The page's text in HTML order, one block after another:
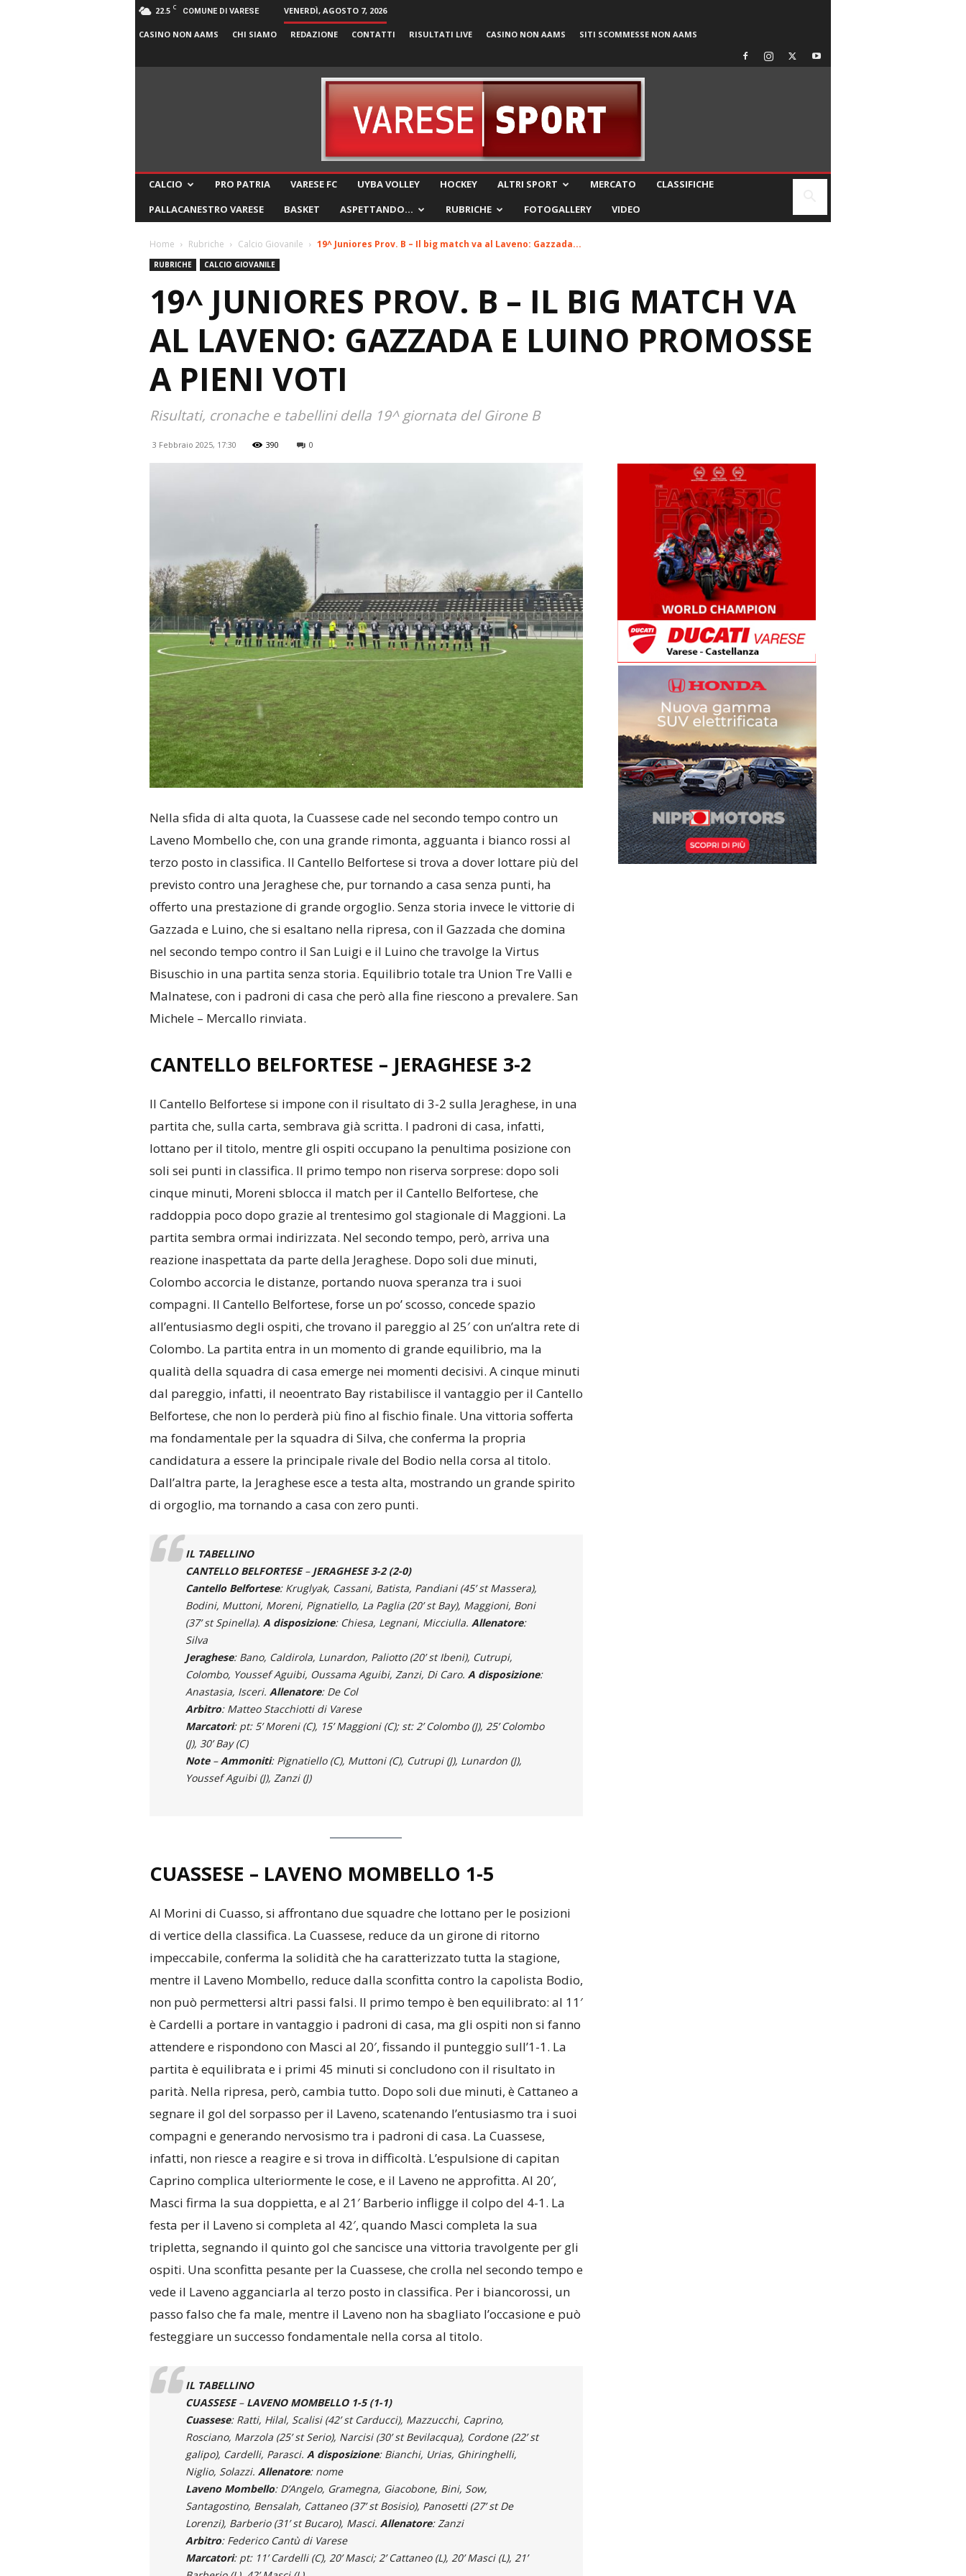
22.5 C COMUNE DI VARESE VENERDÌ, AGOSTO 7, 2026
CASINO NON AAMS CHI SIAMO REDAZIONE CONTATTI RISULTATI LIVE CASINO NON AAMS SITI SCOMMESSE NON AAMS
CALCIO PRO PATRIA VARESE FC UYBA VOLLEY HOCKEY ALTRI SPORT MERCATO
CLASSIFICHE
PALLACANESTRO VARESE
BASKET ASPETTANDO… RUBRICHE FOTOGALLERY VIDEO
Home Rubriche Calcio Giovanile 19^ Juniores Prov. B – Il big match va al Laveno: Gazzada...
RUBRICHE CALCIO GIOVANILE
19^ JUNIORES PROV. B – IL BIG MATCH VA
AL LAVENO: GAZZADA E LUINO PROMOSSE
A PIENI VOTI
Risultati, cronache e tabellini della 19^ giornata del Girone B
3 Febbraio 2025, 17:30 390 0
Nella sfida di alta quota, la Cuassese cade nel secondo tempo contro un
Laveno Mombello che, con una grande rimonta, agguanta i bianco rossi al
terzo posto in classifica. Il Cantello Belfortese si trova a dover lottare più del
previsto contro una Jeraghese che, pur tornando a casa senza punti, ha
offerto una prestazione di grande orgoglio. Senza storia invece le vittorie di
Gazzada e Luino, che si esaltano nella ripresa, con il Gazzada che domina
nel secondo tempo contro il San Luigi e il Luino che travolge la Virtus
Bisuschio in una partita senza storia. Equilibrio totale tra Union Tre Valli e
Malnatese, con i padroni di casa che però alla fine riescono a prevalere. San
Michele – Mercallo rinviata.
CANTELLO BELFORTESE – JERAGHESE 3-2
Il Cantello Belfortese si impone con il risultato di 3-2 sulla Jeraghese, in una
partita che, sulla carta, sembrava già scritta. I padroni di casa, infatti,
lottano per il titolo, mentre gli ospiti occupano la penultima posizione con
soli sei punti in classifica. Il primo tempo non riserva sorprese: dopo soli
cinque minuti, Moreni sblocca il match per il Cantello Belfortese, che
raddoppia poco dopo grazie al trentesimo gol stagionale di Maggioni. La
partita sembra ormai indirizzata. Nel secondo tempo, però, arriva una
reazione inaspettata da parte della Jeraghese. Dopo soli due minuti,
Colombo accorcia le distanze, portando nuova speranza tra i suoi
compagni. Il Cantello Belfortese, forse un po’ scosso, concede spazio
all’entusiasmo degli ospiti, che trovano il pareggio al 25′ con un’altra rete di
Colombo. La partita entra in un momento di grande equilibrio, ma la
qualità della squadra di casa emerge nei momenti decisivi. A cinque minuti
dal pareggio, infatti, il neoentrato Bay ristabilisce il vantaggio per il Cantello
Belfortese, che non lo perderà più fino al fischio finale. Una vittoria sofferta
ma fondamentale per la squadra di Silva, che conferma la propria
candidatura a essere la principale rivale del Bodio nella corsa al titolo.
Dall’altra parte, la Jeraghese esce a testa alta, mostrando un grande spirito
di orgoglio, ma tornando a casa con zero punti.
IL TABELLINO
CANTELLO BELFORTESE– JERAGHESE 3-2 (2-0)
Cantello Belfortese: Kruglyak, Cassani, Batista, Pandiani (45’ st Massera),
Bodini, Muttoni, Moreni, Pignatiello, La Paglia (20’ st Bay), Maggioni, Boni
(37’ st Spinella). A disposizione: Chiesa, Legnani, Micciulla. Allenatore:
Silva
Jeraghese: Bano, Caldirola, Lunardon, Paliotto (20’ st Ibeni), Cutrupi,
Colombo, Youssef Aguibi, Oussama Aguibi, Zanzi, Di Caro. A disposizione:
Anastasia, Isceri. Allenatore: De Col
Arbitro: Matteo Stacchiotti di Varese
Marcatori: pt: 5’ Moreni (C), 15’ Maggioni (C); st: 2’ Colombo (J), 25’ Colombo
(J), 30’ Bay (C)
Note–Ammoniti: Pignatiello (C), Muttoni (C), Cutrupi (J), Lunardon (J),
Youssef Aguibi (J), Zanzi (J)
CUASSESE – LAVENO MOMBELLO 1-5
Al Morini di Cuasso, si affrontano due squadre che lottano per le posizioni
di vertice della classifica. La Cuassese, reduce da un girone di ritorno
impeccabile, conferma la solidità che ha caratterizzato tutta la stagione,
mentre il Laveno Mombello, reduce dalla sconfitta contro la capolista Bodio,
non può permettersi altri passi falsi. Il primo tempo è ben equilibrato: al 11′
è Cardelli a portare in vantaggio i padroni di casa, ma gli ospiti non si fanno
attendere e rispondono con Masci al 20′, fissando il punteggio sull’1-1. La
partita è equilibrata e i primi 45 minuti si concludono con il risultato in
parità. Nella ripresa, però, cambia tutto. Dopo soli due minuti, è Cattaneo a
segnare il gol del sorpasso per il Laveno, scatenando l’entusiasmo tra i suoi
compagni e generando nervosismo tra i padroni di casa. La Cuassese,
infatti, non riesce a reagire e si trova in difficoltà. L’espulsione di capitan
Caprino complica ulteriormente le cose, e il Laveno ne approfitta. Al 20′,
Masci firma la sua doppietta, e al 21′ Barberio infligge il colpo del 4-1. La
festa per il Laveno si completa al 42′, quando Masci completa la sua
tripletta, segnando il quinto gol che sancisce una vittoria travolgente per gli
ospiti. Una sconfitta pesante per la Cuassese, che crolla nel secondo tempo e
vede il Laveno agganciarla al terzo posto in classifica. Per i biancorossi, un
passo falso che fa male, mentre il Laveno non ha sbagliato l’occasione e può
festeggiare un successo fondamentale nella corsa al titolo.
IL TABELLINO
CUASSESE– LAVENO MOMBELLO 1-5 (1-1)
Cuassese: Ratti, Hilal, Scalisi (42’ st Carducci), Mazzucchi, Caprino,
Rosciano, Marzola (25’ st Serio), Narcisi (30’ st Bevilacqua), Cordone (22’ st
galipo), Cardelli, Parasci. A disposizione: Bianchi, Urias, Ghiringhelli,
Niglio, Solazzi. Allenatore: nome
Laveno Mombello: D’Angelo, Gramegna, Giacobone, Bini, Sow,
Santagostino, Bensalah, Cattaneo (37’ st Bosisio), Panosetti (27’ st De
Lorenzi), Barberio (31’ st Bucaro), Masci. Allenatore: Zanzi
Arbitro: Federico Cantù di Varese
Marcatori: pt: 11’ Cardelli (C), 20’ Masci; 2’ Cattaneo (L), 20’ Masci (L), 21’